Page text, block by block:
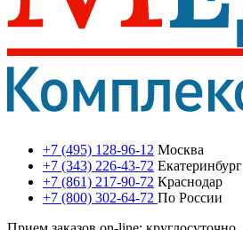
+7 (495) 128-96-12 Москва
+7 (343) 226-43-72 Екатеринбург
+7 (861) 217-90-72 Краснодар
+7 (800) 302-64-72 По России